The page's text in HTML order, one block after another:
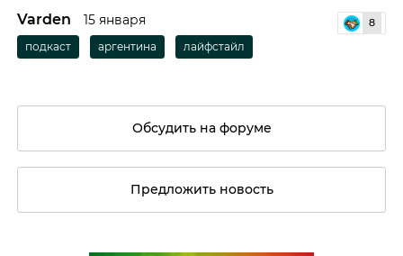
Varden 15 января 8
подкаст аргентина лайфстайл
Обсудить на форуме
Предложить новость